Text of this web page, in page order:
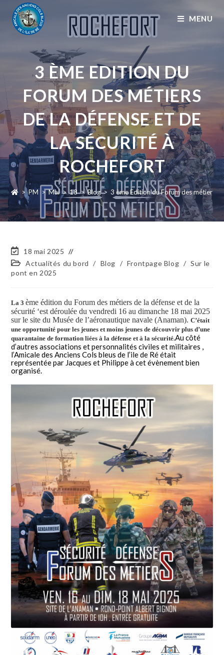
MENU
3 ÈME EDITION DU
FORUM DES MÉTIERS
DE LA DÉFENSE ET DE
LA SÉCURITÉ À
ROCHEFORT
> PM > Mai > 18 > Blog > 3 ème Edition du Forum des métiers
18 mai 2025
Actualités du bord
/ Blog / Frontpage Blog / Sur le
pont en 2025
La 3ème édition du Forum des métiers de la défense et de la
sécurité ‘est déroulée du vendredi 16 au dimanche 18 mai 2025
sur le site du Musée de l’aéronautique navale (Anaman).C’était
une opportunité pour les jeunes et moins jeunes de découvrir plus d’une
quarantaine de formation liées à la défense et à la sécurité.Au côté
d’autres associations et personnalités civiles et militaires ,
l’Amicale des Anciens Cols bleus de l’ile de Ré était
représentée par Jacques et Philippe à cet évènement bien
organisé.